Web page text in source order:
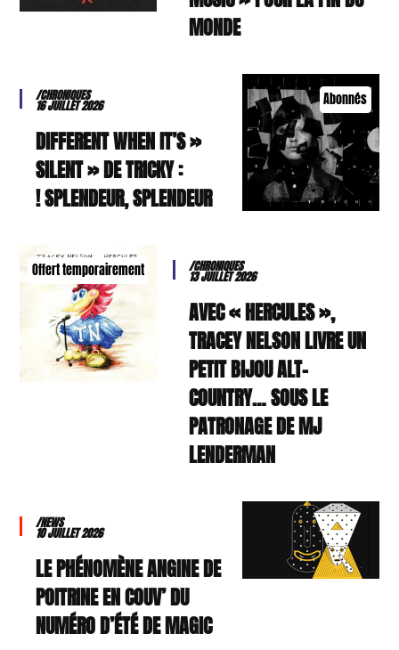
MONDE
Abonnés
/CHRONIQUES
16 JUILLET 2026
« DIFFERENT WHEN IT’S
SILENT » DE TRICKY :
SPLENDEUR, SPLENDEUR !
Offert temporairement /CHRONIQUES
13 JUILLET 2026
AVEC « HERCULES »,
TRACEY NELSON LIVRE UN
PETIT BIJOU ALT-
COUNTRY… SOUS LE
PATRONAGE DE MJ
LENDERMAN
/NEWS
10 JUILLET 2026
LE PHÉNOMÈNE ANGINE DE
POITRINE EN COUV’ DU
NUMÉRO D’ÉTÉ DE MAGIC